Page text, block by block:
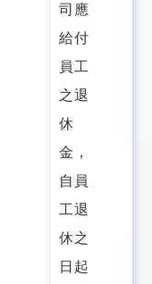
司應
給付
員工
之退
休
金，
自員
工退
休之
日起